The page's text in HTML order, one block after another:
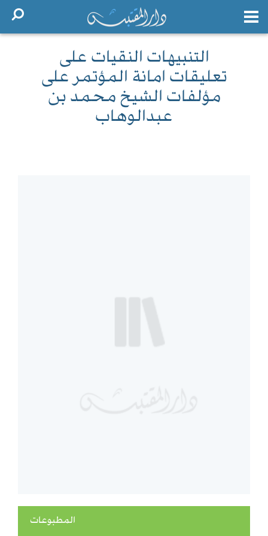
التنبيهات النقيات على
تعليقات امانة المؤتمر على
مؤلفات الشيخ محمد بن
عبدالوهاب
المطبوعات